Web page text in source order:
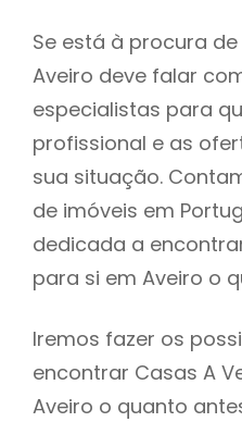
Se está à procura
Aveiro deve falar
especialistas para
profissional e as
sua situação.
de imóveis em
dedicada a
para si em Aveiro o
Iremos fazer os
encontrar Casas A
Aveiro o quanto